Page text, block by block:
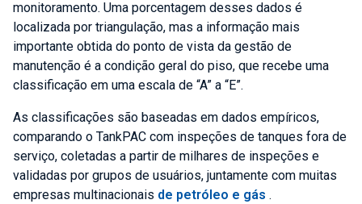
monitoramento. Uma porcentagem desses dados é
localizada por triangulação, mas a informação mais
importante obtida do ponto de vista da gestão de
manutenção é a condição geral do piso, que recebe uma
classificação em uma escala de “A” a “E”.
As classificações são baseadas em dados empíricos,
comparando o TankPAC com inspeções de tanques fora de
serviço, coletadas a partir de milhares de inspeções e
validadas por grupos de usuários, juntamente com muitas
empresas multinacionais de petróleo e gás .